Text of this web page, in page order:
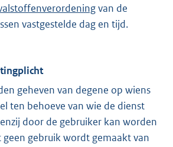
van de
vastgestelde dag en tijd.
geheven van degene op wiens
ten behoeve van wie de dienst
door de gebruiker kan worden
gebruik wordt gemaakt van